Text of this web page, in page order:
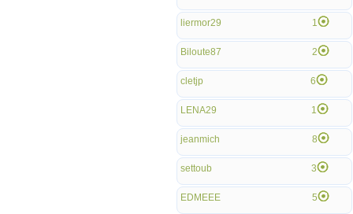
liermor29 1
Biloute87 2
cletjp 6
LENA29 1
jeanmich 8
settoub 3
EDMEEE 5